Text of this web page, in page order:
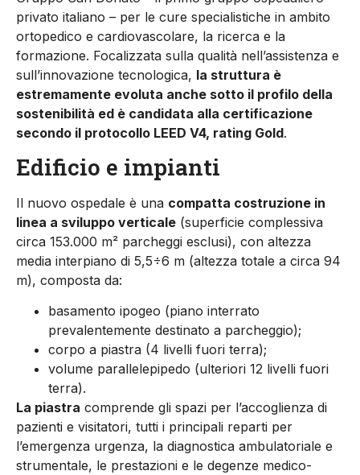
privato italiano – per le cure specialistiche in ambito
ortopedico e cardiovascolare, la ricerca e la
formazione. Focalizzata sulla qualità nell’assistenza e
sull’innovazione tecnologica, la struttura è
estremamente evoluta anche sotto il profilo della
sostenibilità ed è candidata alla certificazione
secondo il protocollo LEED V4, rating Gold.
Edificio e impianti
Il nuovo ospedale è una compatta costruzione in
linea a sviluppo verticale (superficie complessiva
circa 153.000 m² parcheggi esclusi), con altezza
media interpiano di 5,5÷6 m (altezza totale a circa 94
m), composta da:
basamento ipogeo (piano interrato
prevalentemente destinato a parcheggio);
corpo a piastra (4 livelli fuori terra);
volume parallelepipedo (ulteriori 12 livelli fuori
terra).
La piastra comprende gli spazi per l’accoglienza di
pazienti e visitatori, tutti i principali reparti per
l’emergenza urgenza, la diagnostica ambulatoriale e
strumentale, le prestazioni e le degenze medico-